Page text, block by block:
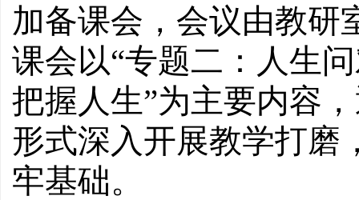
加备课会，会议由教研
课会以“专题二：人生
把握人生”为主要内容
形式深入开展教学打磨
牢基础。